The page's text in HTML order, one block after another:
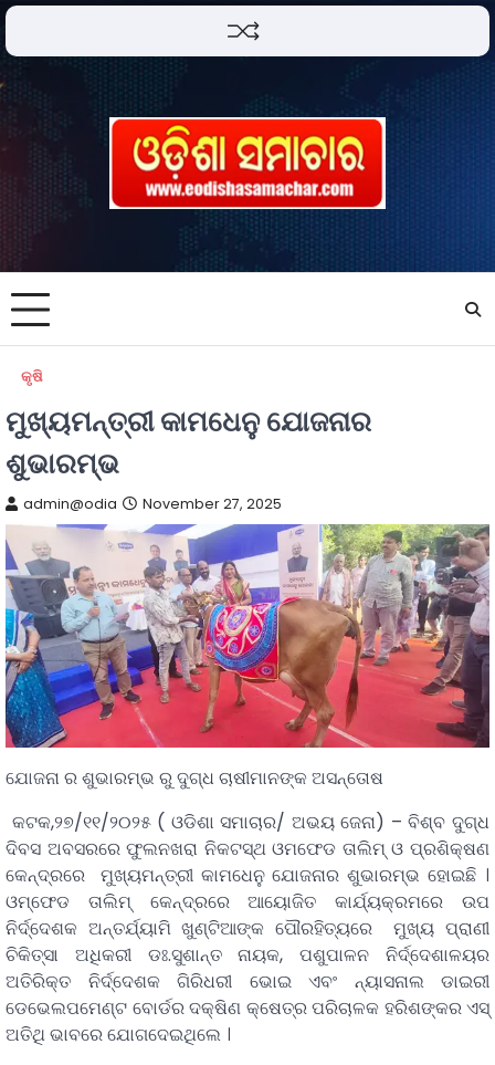
କୃଷି
ମୁଖ୍ୟମନ୍ତ୍ରୀ କାମଧେନୁ ଯୋଜନାର
ଶୁଭାରମ୍ଭ
admin@odia November 27, 2025
ଯୋଜନା ର ଶୁଭାରମ୍ଭ ରୁ ଦୁଗ୍ଧ ଚାଷୀମାନଙ୍କ ଅସନ୍ତୋଷ
କଟକ,୨୭/୧୧/୨୦୨୫ ( ଓଡିଶା ସମାଚାର/ ଅଭୟ ଜେନା) – ବିଶ୍ବ ଦୁଗ୍ଧ
ଦିବସ ଅବସରରେ ଫୁଲନଖରା ନିକଟସ୍ଥ ଓମଫେଡ ତାଲିମ୍ ଓ ପ୍ରଶିକ୍ଷଣ
କେନ୍ଦ୍ରରେ ମୁଖ୍ୟମନ୍ତ୍ରୀ କାମଧେନୁ ଯୋଜନାର ଶୁଭାରମ୍ଭ ହୋଇଛି ।
ଓମ୍‌ଫେଡ ତାଲିମ୍ କେନ୍ଦ୍ରରେ ଆୟୋଜିତ କାର୍ଯ୍ୟକ୍ରମରେ ଉପ
ନିର୍ଦ୍ଦେଶକ ଅନ୍ତର୍ଯ୍ୟାମି ଖୁଣ୍ଟିଆଙ୍କ ପୌରହିତ୍ୟରେ ମୁଖ୍ୟ ପ୍ରାଣୀ
ଚିକିତ୍ସା ଅଧିକରୀ ଡଃ.ସୁଶାନ୍ତ ନାୟକ, ପଶୁପାଳନ ନିର୍ଦ୍ଦେଶାଳୟର
ଅତିରିକ୍ତ ନିର୍ଦ୍ଦେଶକ ଗିରିଧରୀ ଭୋଇ ଏବଂ ନ୍ୟାସନାଲ ଡାଇରୀ
ଡେଭେଲପମେଣ୍ଟ ବୋର୍ଡର ଦକ୍ଷିଣ କ୍ଷେତ୍ର ପରିଚାଳକ ହରିଶଙ୍କର ଏସ୍
ଅତିଥି ଭାବରେ ଯୋଗଦେଇଥିଲେ ।